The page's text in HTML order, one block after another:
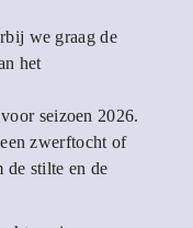
we graag de
het
voor seizoen 2026.
zwerftocht of
de stilte en de